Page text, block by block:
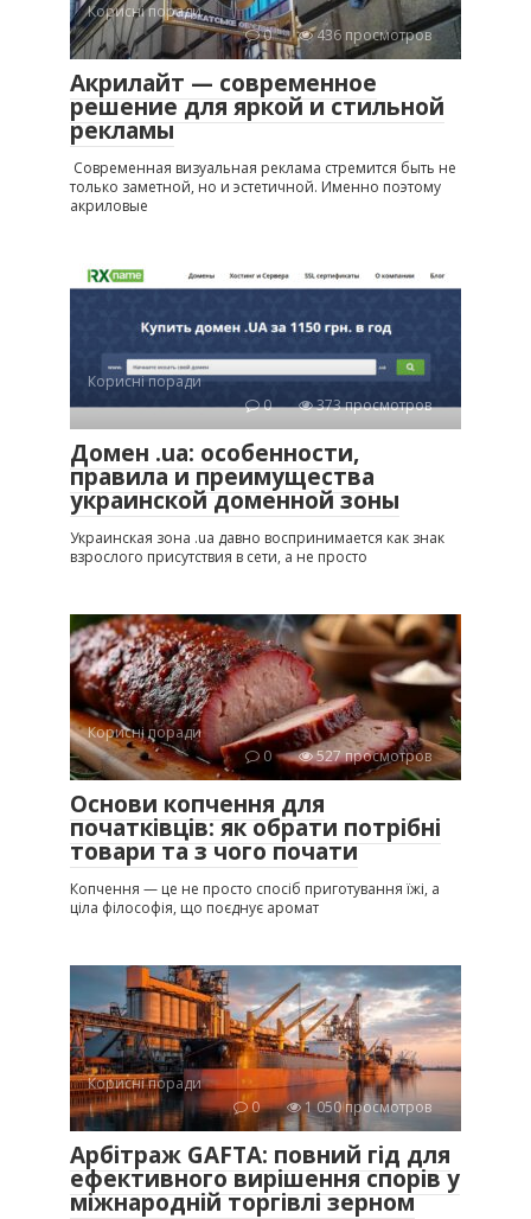
Корисні поради
0
436 просмотров
Акрилайт — современное
решение для яркой и стильной
рекламы
Современная визуальная реклама стремится быть не
только заметной, но и эстетичной. Именно поэтому
акриловые
Корисні поради
0
373 просмотров
Домен .ua: особенности,
правила и преимущества
украинской доменной зоны
Украинская зона .ua давно воспринимается как знак
взрослого присутствия в сети, а не просто
Корисні поради
0
527 просмотров
Основи копчення для
початківців: як обрати потрібні
товари та з чого почати
Копчення — це не просто спосіб приготування їжі, а
ціла філософія, що поєднує аромат
Корисні поради
0
1 050 просмотров
Арбітраж GAFTA: повний гід для
ефективного вирішення спорів у
міжнародній торгівлі зерном